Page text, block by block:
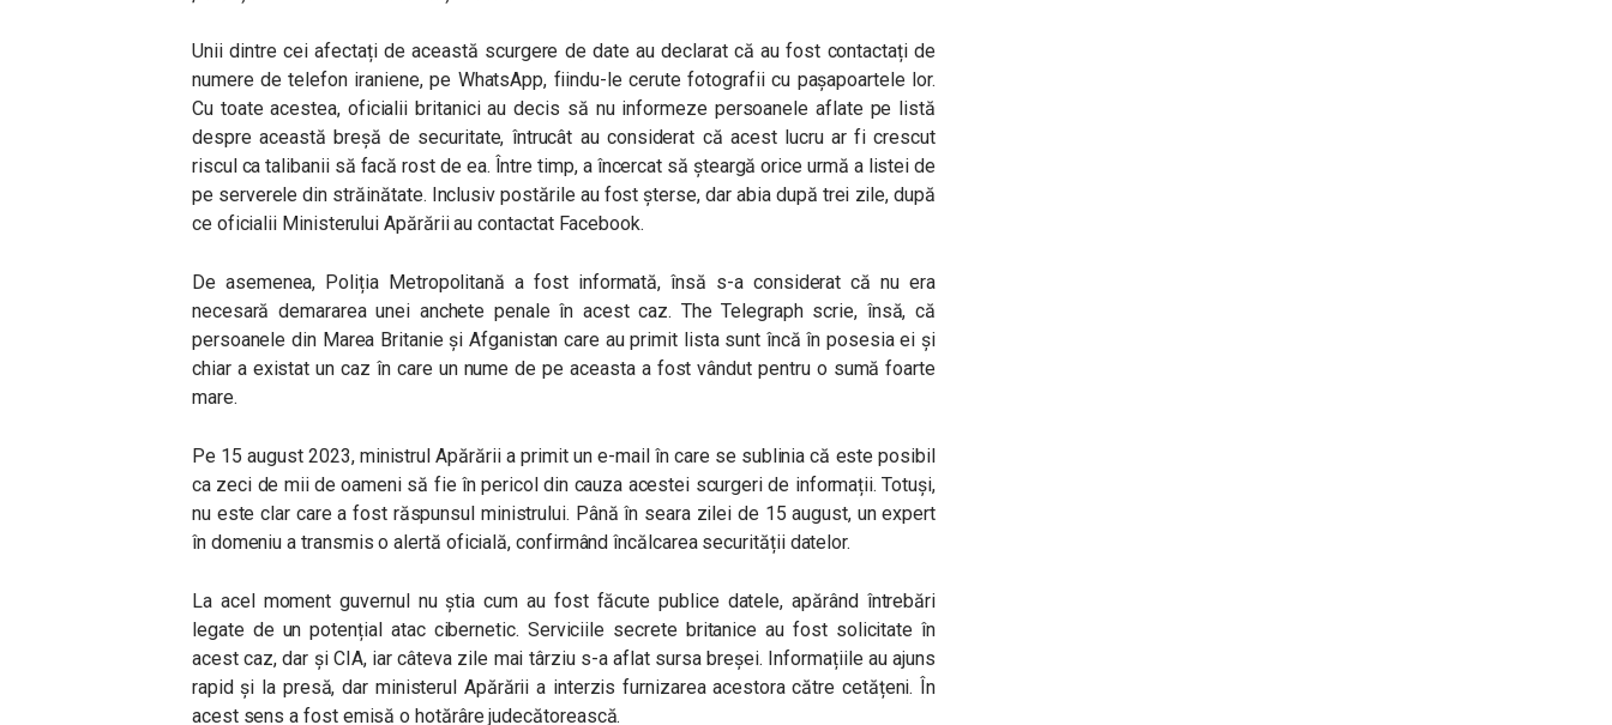
Unii dintre cei afectați de această scurgere de date au declarat că au fost contactați de
numere de telefon iraniene, pe WhatsApp, fiindu-le cerute fotografii cu pașapoartele lor.
Cu toate acestea, oficialii britanici au decis să nu informeze persoanele aflate pe listă
despre această breșă de securitate, întrucât au considerat că acest lucru ar fi crescut
riscul ca talibanii să facă rost de ea. Între timp, a încercat să șteargă orice urmă a listei de
pe serverele din străinătate. Inclusiv postările au fost șterse, dar abia după trei zile, după
ce oficialii Ministerului Apărării au contactat Facebook.
De asemenea, Poliția Metropolitană a fost informată, însă s-a considerat că nu era
necesară demararea unei anchete penale în acest caz. The Telegraph scrie, însă, că
persoanele din Marea Britanie și Afganistan care au primit lista sunt încă în posesia ei și
chiar a existat un caz în care un nume de pe aceasta a fost vândut pentru o sumă foarte
mare.
Pe 15 august 2023, ministrul Apărării a primit un e-mail în care se sublinia că este posibil
ca zeci de mii de oameni să fie în pericol din cauza acestei scurgeri de informații. Totuși,
nu este clar care a fost răspunsul ministrului. Până în seara zilei de 15 august, un expert
în domeniu a transmis o alertă oficială, confirmând încălcarea securității datelor.
La acel moment guvernul nu știa cum au fost făcute publice datele, apărând întrebări
legate de un potențial atac cibernetic. Serviciile secrete britanice au fost solicitate în
acest caz, dar și CIA, iar câteva zile mai târziu s-a aflat sursa breșei. Informațiile au ajuns
rapid și la presă, dar ministerul Apărării a interzis furnizarea acestora către cetățeni. În
acest sens a fost emisă o hotărâre judecătorească.